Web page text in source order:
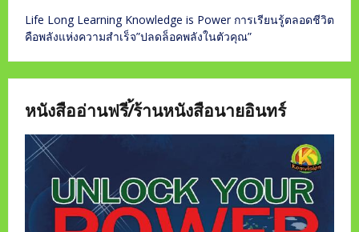
Life Long Learning Knowledge is Power การเรียนรู้ตลอดชีวิต
คือพลังแห่งความสำเร็จ”ปลดล็อคพลังในตัวคุณ”
หนังสืออ่านฟรี/้ร้านหนังสือนายอินทร์